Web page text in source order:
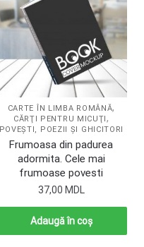
CARTE ÎN LIMBA ROMÂNĂ,
CĂRŢI PENTRU MICUŢI,
POVEŞTI, POEZII ŞI GHICITORI
Frumoasa din padurea
adormita. Cele mai
frumoase povesti
37,00 MDL
Adaugă în coș